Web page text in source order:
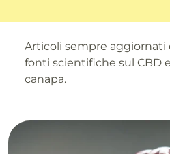
Articoli sempre aggiornati
fonti scientifiche sul CBD
canapa.